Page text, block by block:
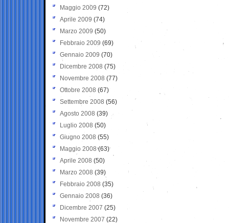
Maggio 2009 (72)
Aprile 2009 (74)
Marzo 2009 (50)
Febbraio 2009 (69)
Gennaio 2009 (70)
Dicembre 2008 (75)
Novembre 2008 (77)
Ottobre 2008 (67)
Settembre 2008 (56)
Agosto 2008 (39)
Luglio 2008 (50)
Giugno 2008 (55)
Maggio 2008(63)
Aprile 2008 (50)
Marzo 2008 (39)
Febbraio 2008 (35)
Gennaio 2008 (36)
Dicembre 2007 (25)
Novembre 2007 (22)